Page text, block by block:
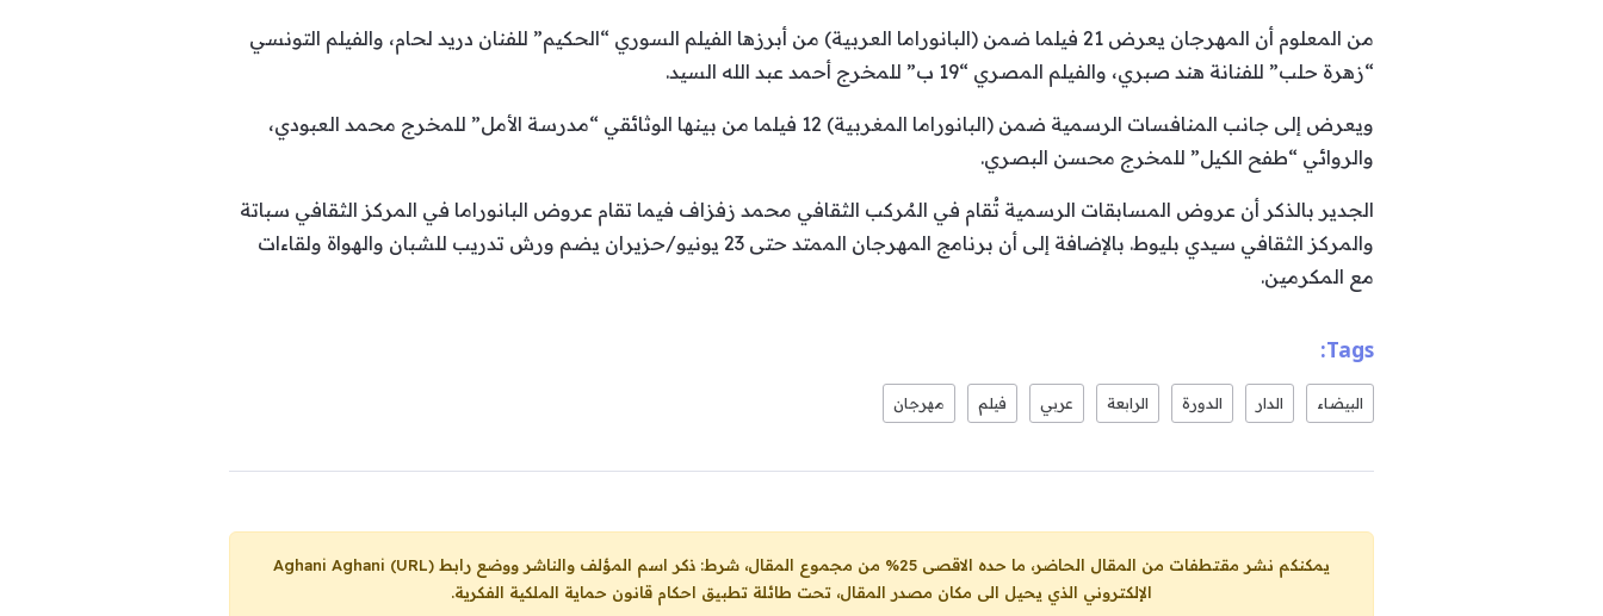
من المعلوم أن المهرجان يعرض 21 فيلما ضمن (البانوراما العربية) من أبرزها الفيلم السوري “الحكيم” للفنان دريد لحام، والفيلم التونسي
“زهرة حلب” للفنانة هند صبري، والفيلم المصري “19 ب” للمخرج أحمد عبد الله السيد.
ويعرض إلى جانب المنافسات الرسمية ضمن (البانوراما المغربية) 12 فيلما من بينها الوثائقي “مدرسة الأمل” للمخرج محمد العبودي،
والروائي “طفح الكيل” للمخرج محسن البصري.
الجدير بالذكر أن عروض المسابقات الرسمية تُقام في المُركب الثقافي محمد زفزاف فيما تقام عروض البانوراما في المركز الثقافي سباتة
والمركز الثقافي سيدي بليوط. بالإضافة إلى أن برنامج المهرجان الممتد حتى 23 يونيو/حزيران يضم ورش تدريب للشبان والهواة ولقاءات
مع المكرمين.
Tags:
البيضاء الدار الدورة الرابعة عربي فيلم مهرجان
يمكنكم نشر مقتطفات من المقال الحاضر، ما حده الاقصى 25% من مجموع المقال، شرط: ذكر اسم المؤلف والناشر ووضع رابط
Aghani Aghani (URL)
الإلكتروني الذي يحيل الى مكان مصدر المقال، تحت طائلة تطبيق احكام قانون حماية الملكية الفكرية.